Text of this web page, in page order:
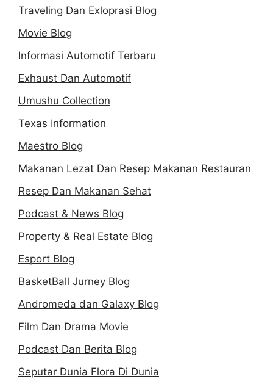
Traveling Dan Exloprasi Blog
Movie Blog
Informasi Automotif Terbaru
Exhaust Dan Automotif
Umushu Collection
Texas Information
Maestro Blog
Makanan Lezat Dan Resep Makanan Restauran
Resep Dan Makanan Sehat
Podcast & News Blog
Property & Real Estate Blog
Esport Blog
BasketBall Jurney Blog
Andromeda dan Galaxy Blog
Film Dan Drama Movie
Podcast Dan Berita Blog
Seputar Dunia Flora Di Dunia